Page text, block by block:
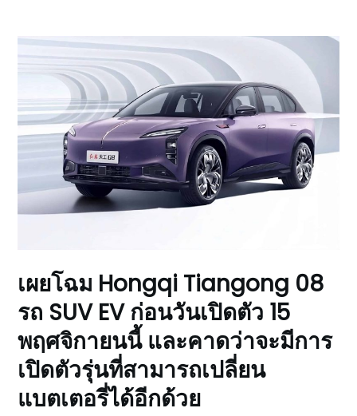
เผยโฉม Hongqi Tiangong 08
รถ SUV EV ก่อนวันเปิดตัว 15
พฤศจิกายนนี้ และคาดว่าจะมีการ
เปิดตัวรุ่นที่สามารถเปลี่ยน
แบตเตอรี่ได้อีกด้วย